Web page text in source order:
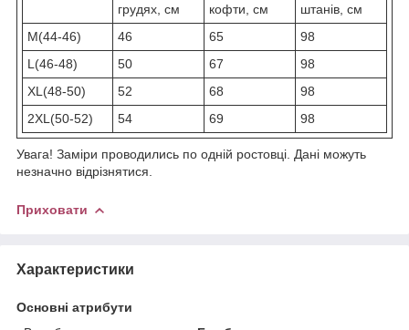
грудях, см
кофти, см
штанів, см
М(44-46)
46 65
98
L(46-48)
50 67
98
XL(48-50)
52 68
98
2XL(50-52)
54 69 98
Увага! Заміри проводились по одній ростовці. Дані можуть
незначно відрізнятися.
Приховати
Характеристики
Основні атрибути